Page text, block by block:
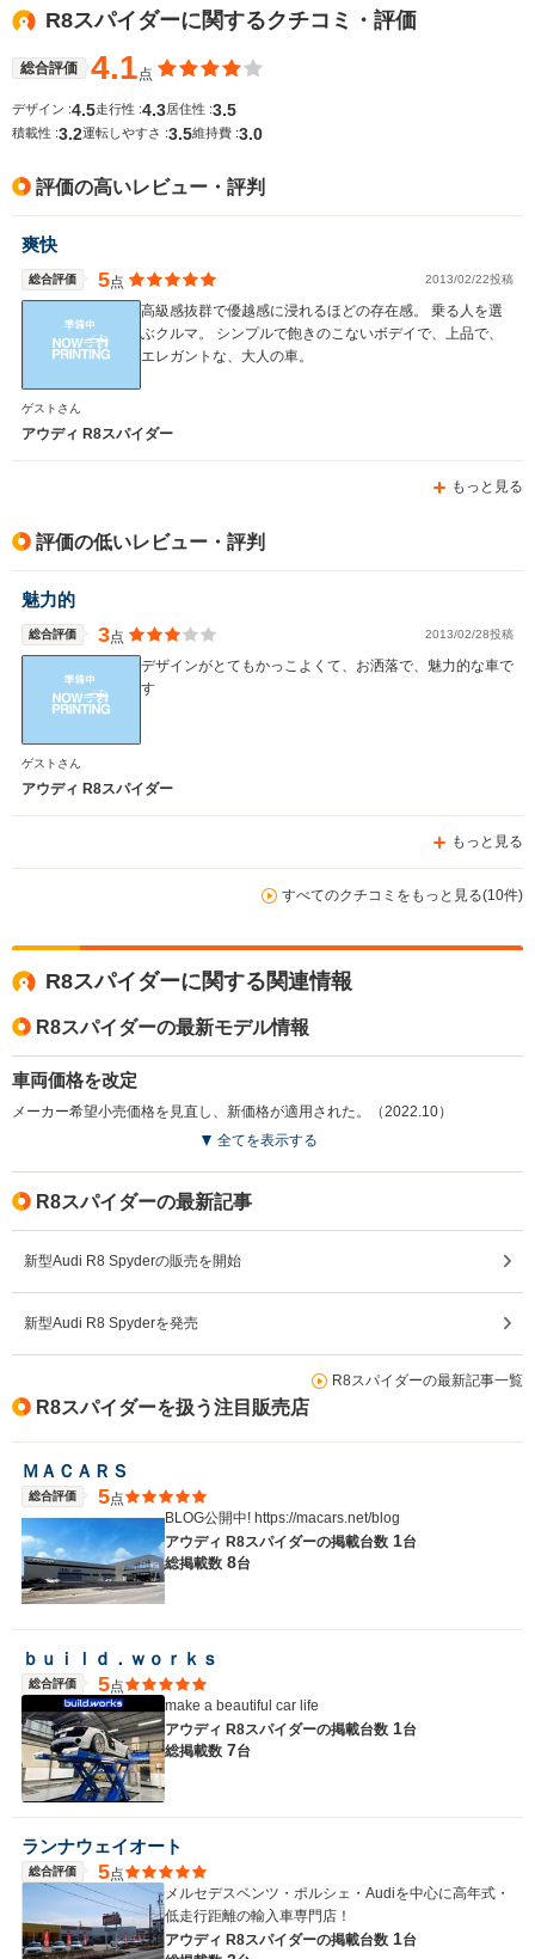
WLTCモード
燃費
R8スパイダーに関するクチコミ・評価
総合評価 4.1点
デザイン :4.5走行性 :4.3居住性 :3.5
積載性 :3.2運転しやすさ :3.5維持費 :3.0
評価の高いレビュー・評判
爽快
総合評価 5点 2013/02/22投稿
高級感抜群で優越感に浸れるほどの存在感。 乗る人を選
ぶクルマ。 シンプルで飽きのこないボデイで、上品で、
エレガントな、大人の車。
ゲストさん
アウディ R8スパイダー
もっと見る
評価の低いレビュー・評判
魅力的
総合評価 3点 2013/02/28投稿
デザインがとてもかっこよくて、お洒落で、魅力的な車で
す
ゲストさん
アウディ R8スパイダー
もっと見る
すべてのクチコミをもっと見る(10件)
R8スパイダーに関する関連情報
R8スパイダーの最新モデル情報
車両価格を改定
メーカー希望小売価格を見直し、新価格が適用された。（2022.10）
全てを表示する
R8スパイダーの最新記事
新型Audi R8 Spyderの販売を開始
新型Audi R8 Spyderを発売
R8スパイダーの最新記事一覧
R8スパイダーを扱う注目販売店
ＭＡＣＡＲＳ
総合評価 5点
BLOG公開中! https://macars.net/blog
アウディ R8スパイダーの掲載台数 1台
総掲載数 8台
ｂｕｉｌｄ．ｗｏｒｋｓ
総合評価 5点
make a beautiful car life
アウディ R8スパイダーの掲載台数 1台
総掲載数 7台
ランナウェイオート
総合評価 5点
メルセデスベンツ・ポルシェ・Audiを中心に高年式・
低走行距離の輸入車専門店！
アウディ R8スパイダーの掲載台数 1台